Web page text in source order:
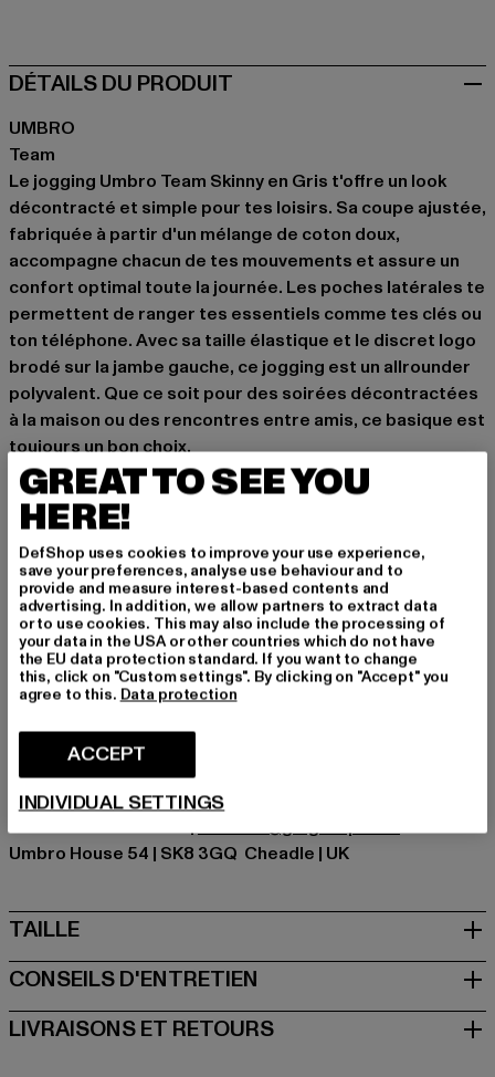
DÉTAILS DU PRODUIT
UMBRO
Team
Le jogging Umbro Team Skinny en Gris t'offre un look
décontracté et simple pour tes loisirs. Sa coupe ajustée,
fabriquée à partir d'un mélange de coton doux,
accompagne chacun de tes mouvements et assure un
confort optimal toute la journée. Les poches latérales te
permettent de ranger tes essentiels comme tes clés ou
ton téléphone. Avec sa taille élastique et le discret logo
brodé sur la jambe gauche, ce jogging est un allrounder
polyvalent. Que ce soit pour des soirées décontractées
à la maison ou des rencontres entre amis, ce basique est
toujours un bon choix.
Occasion: Quotidien, Confortable, Chiller, Loisirs
Types de fermeture: Cordon de serrage
Détails: Logo de la marque, Poche arrière, Poche de
rangement
Coupe: Étroit
Marque: Umbro
Catégorie: Trousers - Sweat
Couleur: grau
Couleur du fabricant: grey marl/white
3% Viscose
Art.Nr: UMJM0864-23526
Fabricant: Umbro Ltd |webmail@gldgroup.com
Umbro House 54 | SK8 3GQ Cheadle | UK
TAILLE
CONSEILS D'ENTRETIEN
LIVRAISONS ET RETOURS
GREAT TO SEE YOU
HERE!
DefShop uses cookies to improve your use experience,
save your preferences, analyse use behaviour and to
provide and measure interest-based contents and
advertising. In addition, we allow partners to extract data
or to use cookies. This may also include the processing of
your data in the USA or other countries which do not have
the EU data protection standard. If you want to change
this, click on "Custom settings". By clicking on "Accept" you
agree to this. Data protection
ACCEPT
INDIVIDUAL SETTINGS